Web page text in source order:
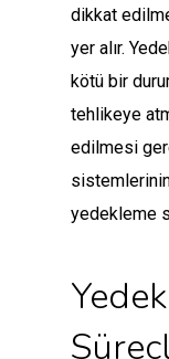
dikkat
yer alır.
kötü bir
tehlikeye
edilmesi
yedekleme